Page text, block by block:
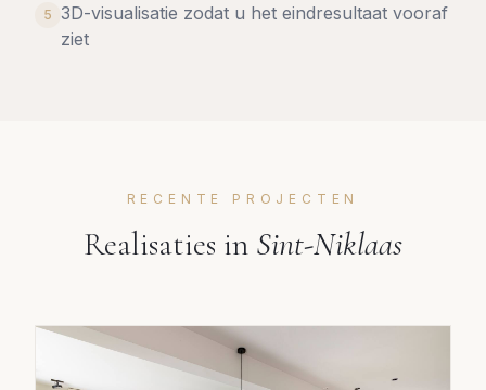
5 3D-visualisatie zodat u het eindresultaat vooraf
ziet
RECENTE PROJECTEN
Realisaties in Sint-Niklaas